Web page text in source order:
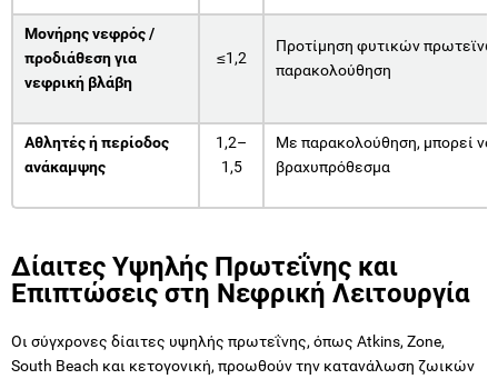
Μονήρης νεφρός /
προδιάθεση για
νεφρική βλάβη
≤1,2
Προτίμηση φυτικών
παρακολούθηση
Αθλητές ή περίοδος
ανάκαμψης
1,2–
1,5
Με παρακολούθηση, μπορεί να
βραχυπρόθεσμα
Δίαιτες Υψηλής Πρωτεΐνης και
Επιπτώσεις στη Νεφρική Λειτουργία
Οι σύγχρονες δίαιτες υψηλής πρωτεΐνης, όπως Atkins, Zone,
South Beach και κετογονική, προωθούν την κατανάλωση ζωικών